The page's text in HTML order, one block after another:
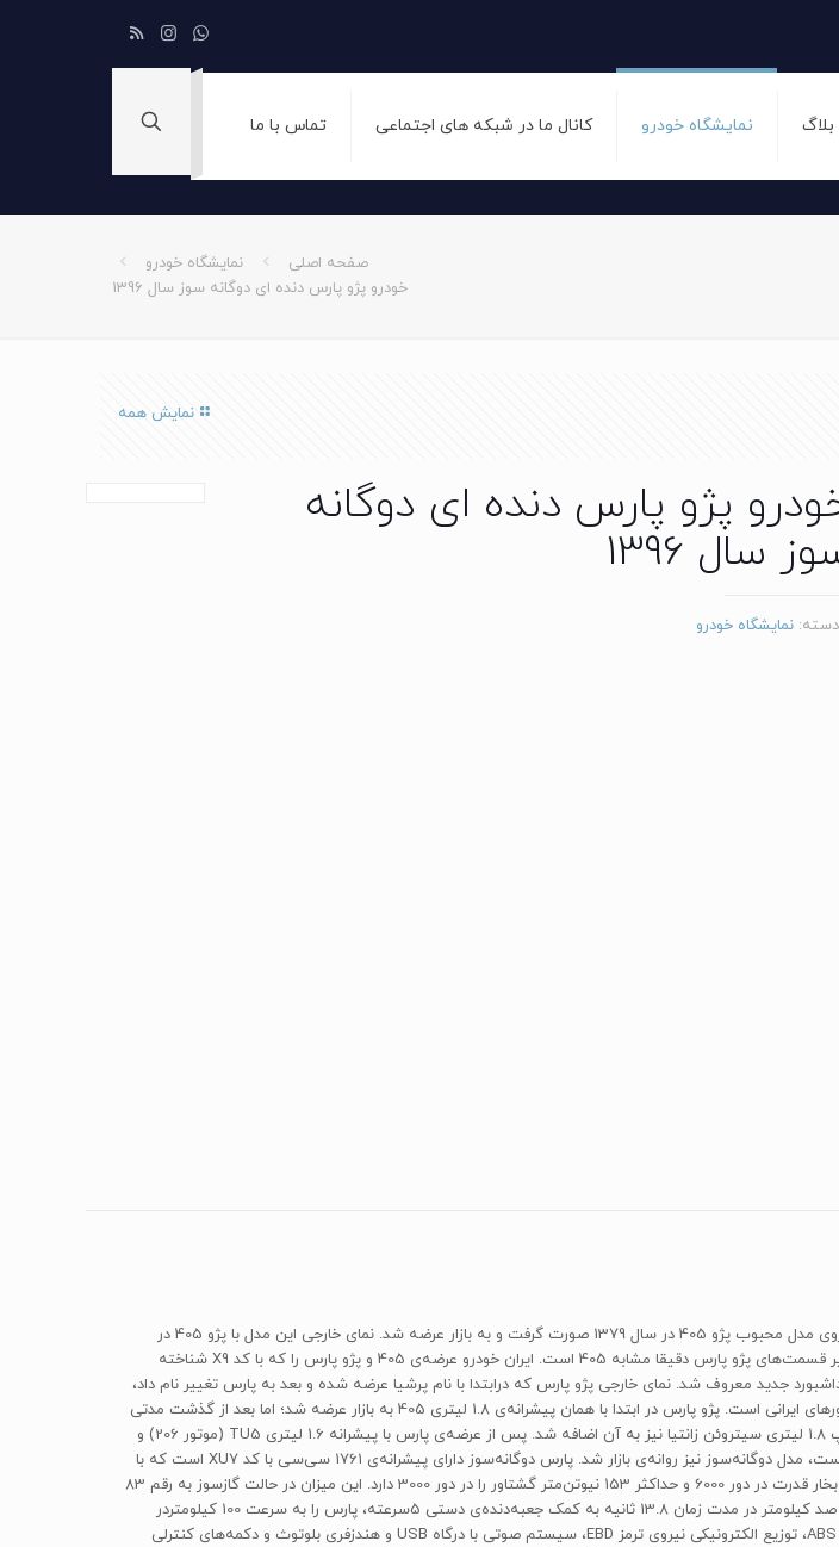
بلاگ نمایشگاه خودرو کانال ما در شبکه های اجتماعی تماس با ما
صفحه اصلی
نمایشگاه خودرو
خودرو پژو پارس دنده ای دوگانه سوز سال 1396
نمایش همه
پژو پارس دنده ای دوگانه
سال 1396
دسته:نمایشگاه خودرو
پژو پارس را باید یکی از موفق‌ترین پروژه‌های ایران‌خودرو دانست. فیس‌لیفت دل‌نشین و دل‌چسبی که روی مدل محبوب پژو 405 در سال 1379 صورت گرفت و به بازار عرضه شد. نمای خارجی این مدل با پژو 405 در
بخش‌هایی مانند چراغ‌های جلو و عقب، جلوپنجره و دماغه‌ی خودرو و نمای عقبی متفاوت است؛ اما سایر قسمت‌های پژو پارس دقیقا مشابه 405 است. ایران خودرو عرضه‌ی 405 و پژو پارس را که با کد X9 شناخته
جدید معروف شد. نمای خارجی پژو پارس که درابتدا با نام پرشیا عرضه شده و بعد به پارس تغییر نام داد،
الهام‌گرفته از مدل 406 شرکت پژو است. هنوز هم پژو پارس یکی از پر طرفدارترین و محبوب‌ترین خودورهای ایرانی است. پژو پارس در ابتدا با همان پیشرانه‌ی 1.8 لیتری 405 به بازار عرضه شد؛ اما بعد از گذشت مدتی
نمونه‌ای با پسوند ELX که تجهیزات ایمنی و رفاهی و سطح کیفی بالاتری داشت با پیشرانه‌ی 16 سوپاپ 1.8 لیتری سیتروئن زانتیا نیز به آن اضافه شد. پس از عرضه‌ی پارس با پیشرانه 1.6 لیتری TU5 (موتور 206) و
جعبه‌دنده اتوماتیک و همچنین پیشرانه‌ی XUM ‌که بهینه‌سازی‌شده‌ی همان نمونه‌ی 1.8 لیتری XU7 است، مدل‌ دوگانه‌سوز نیز روانه‌ی بازار شد. پارس دوگانه‌سوز دارای پیشرانه‌ی 1761 سی‌سی با کد XU7 است که با
8 سوپاپ و استاندارد آلایندگی یورو 4 بهینه‌سازی شده است. در حالت بنزینی توانایی تولید 100 اسب بخار قدرت در دور 6000 و حداکثر 153 نیوتن‌متر گشتاور را در دور 3000 دارد. این میزان در حالت گازسوز به رقم 83
اسب بخار و 126 نیوتن متر‌ می‌رسد. این پیشرانه با نسبت تراکم 9.3 می‌تواند با مصرف 9.5 لیتر در هر صد کیلومتر در مدت زمان 13.8 ثانیه به کمک جعبه‌دنده‌ی دستی 5سرعته، پارس را به سرعت 100 کیلومتردر
ساعت برساند. پژو پارس دوگانه‌سوز از نظر تجهیزات رفاهی و ایمنی مواردی نظیر سیستم ترمز ضدقفل ABS، توزیع الکترونیکی نیروی ترمز EBD، سیستم صوتی با درگاه USB و هندزفری بلوتوث و دکمه‌های کنترلی